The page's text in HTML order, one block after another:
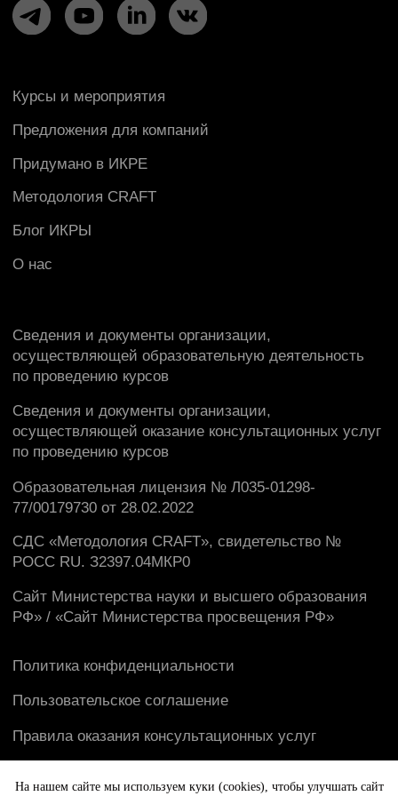
На нашем сайте мы используем куки (cookies), чтобы улучшать сайт
Политика конфиденциальности
Презентация об ИКРЕ